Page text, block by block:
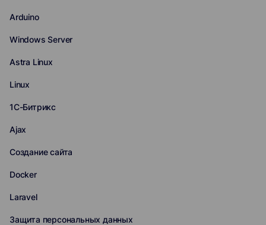
Arduino
Windows Server
Astra Linux
Linux
1С-Битрикс
Ajax
Создание сайта
Docker
Laravel
Защита персональных данных